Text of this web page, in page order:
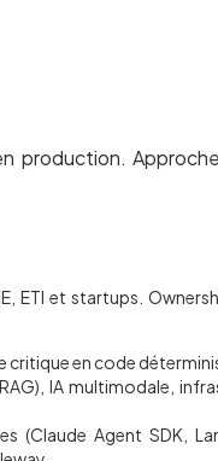
production.
ETI et startups.
en code
IA multimodale,
Agent SDK,